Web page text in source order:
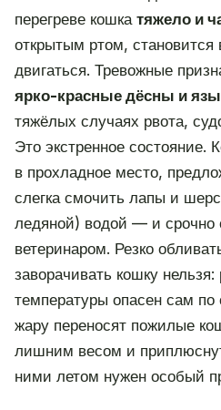
перегреве кошка тяжело и
открытым ртом, становится
двигаться. Тревожные
ярко-красные дёсны и
тяжёлых случаях рвота,
Это экстренное состояние.
в прохладное место,
слегка смочить лапы и
ледяной) водой — и срочно
ветеринаром. Резко
заворачивать кошку нельзя:
температуры опасен сам
жару переносят пожилые
лишним весом и
ними летом нужен особый